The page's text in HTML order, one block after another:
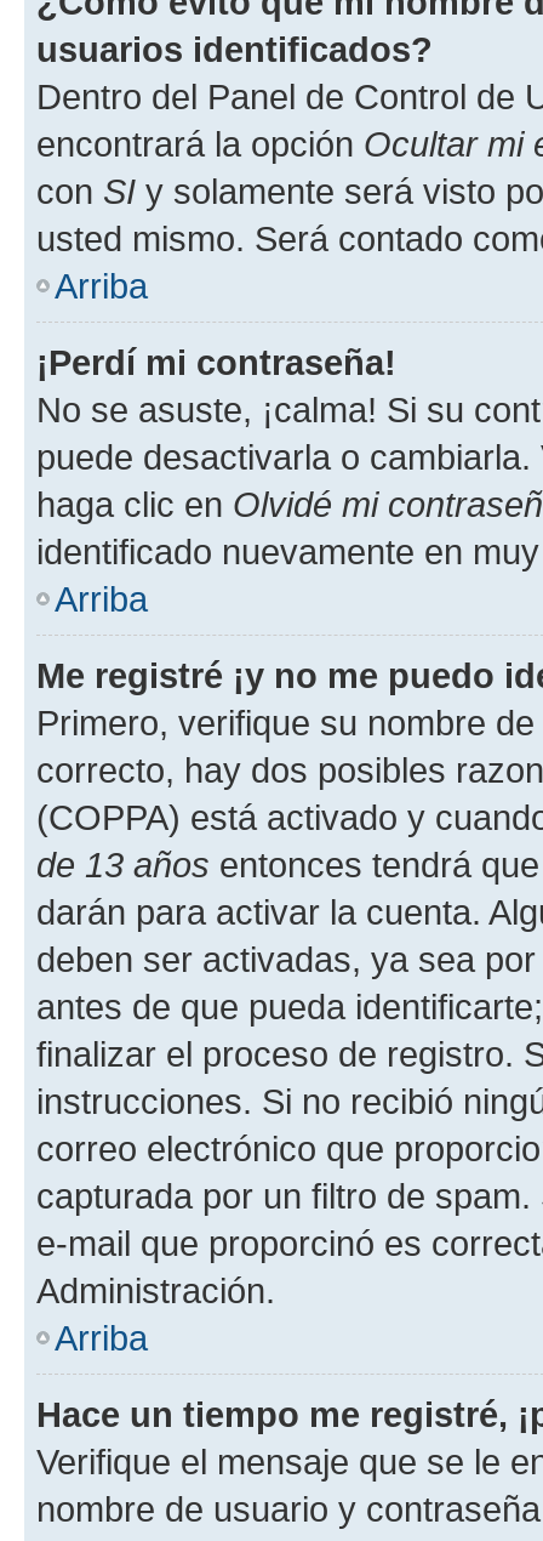
usuarios identificados?
Dentro del Panel de Control de
encontrará la opción Ocultar mi
con SI y solamente será visto
usted mismo. Será contado
Arriba
¡Perdí mi contraseña!
No se asuste, ¡calma! Si su
puede desactivarla o
haga clic en Olvidé mi
identificado nuevamente en
Arriba
Me registré ¡y no me puedo
Primero, verifique su nombre
correcto, hay dos posibles
(COPPA) está activado y
de 13 años entonces tendrá
darán para activar la cuenta.
deben ser activadas, ya sea
antes de que pueda
finalizar el proceso de registro.
instrucciones. Si no recibió
correo electrónico que
capturada por un filtro de
e-mail que proporcinó es
Administración.
Arriba
Hace un tiempo me registré,
Verifique el mensaje que se le
nombre de usuario y